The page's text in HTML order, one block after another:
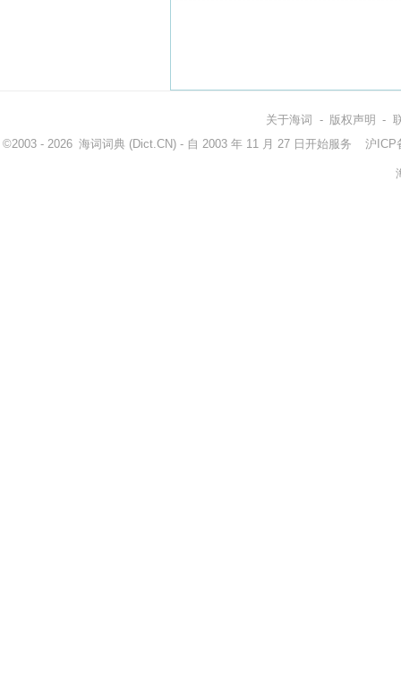
关于海词 - 版权声明 -
©2003 - 2026 海词词典 (Dict.CN) - 自 2003 年 11 月 27 日开始服务 沪ICP